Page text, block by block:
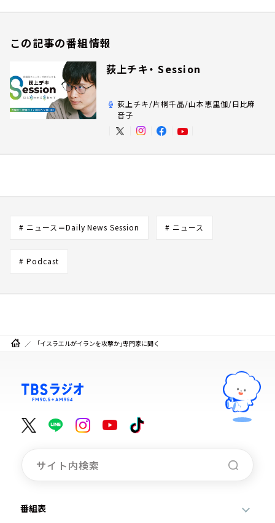
この記事の番組情報
荻上チキ・ Session
荻上チキ/片桐千晶/山本恵里伽/日比麻
音子
# ニュース＝Daily News Session # ニュース
# Podcast
「イスラエルがイランを攻撃か」専門家に聞く
番組表